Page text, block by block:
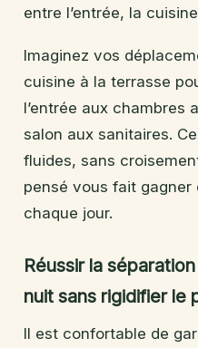
entre l’entrée, la
Imaginez vos
cuisine à la terrasse
l’entrée aux chambres
salon aux sanitaires.
fluides, sans
pensé vous fait gagner
chaque jour.
Réussir la
nuit sans rigidifier le
Il est confortable de